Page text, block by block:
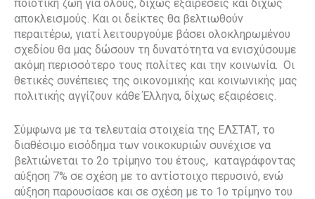
ποιοτική ζωή για όλους, δίχως εξαιρέσεις και δίχως
αποκλεισμούς. Και οι δείκτες θα βελτιωθούν
περαιτέρω, γιατί λειτουργούμε βάσει ολοκληρωμένου
σχεδίου θα μας δώσουν τη δυνατότητα να ενισχύσουμε
ακόμη περισσότερο τους πολίτες και την κοινωνία. Οι
θετικές συνέπειες της οικονομικής και κοινωνικής μας
πολιτικής αγγίζουν κάθε Έλληνα, δίχως εξαιρέσεις.
Σύμφωνα με τα τελευταία στοιχεία της ΕΛΣΤΑΤ, το
διαθέσιμο εισόδημα των νοικοκυριών συνέχισε να
βελτιώνεται το 2ο τρίμηνο του έτους, καταγράφοντας
αύξηση 7% σε σχέση με το αντίστοιχο περυσινό, ενώ
αύξηση παρουσίασε και σε σχέση με το 1ο τρίμηνο του